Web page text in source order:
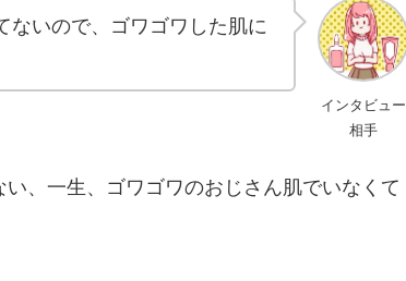
インタビュー
相手
ないので、ゴワゴワした肌に
、一生、ゴワゴワのおじさん肌でいなくて